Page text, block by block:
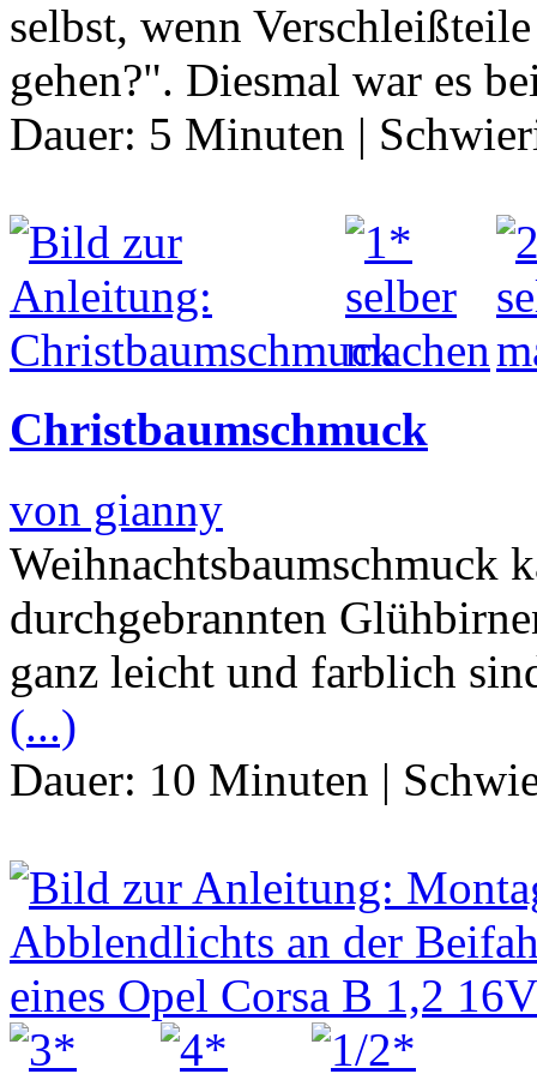
selbst, wenn
gehen?". Diesmal war es
Dauer: 5 Minuten |
Christbaumschmuck
von gianny
Weihnachtsbaumschmuck
durchgebrannten
ganz leicht und farblich
(...)
Dauer: 10 Minuten |